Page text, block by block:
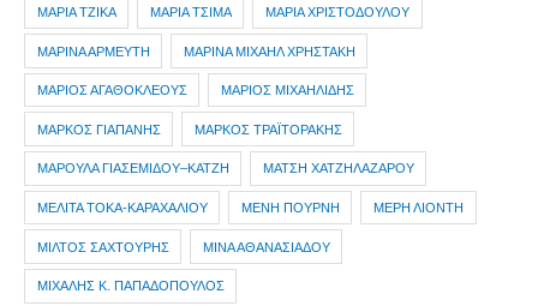
ΜΑΡΙΑ ΤΖΙΚΑ ΜΑΡΙΑ ΤΣΙΜΑ ΜΑΡΙΑ ΧΡΙΣΤΟΔΟΥΛΟΥ
ΜΑΡΙΝΑ ΑΡΜΕΥΤΗ ΜΑΡΙΝΑ ΜΙΧΑΗΛ ΧΡΗΣΤΑΚΗ
ΜΑΡΙΟΣ ΑΓΑΘΟΚΛΕΟΥΣ ΜΑΡΙΟΣ ΜΙΧΑΗΛΙΔΗΣ
ΜΑΡΚΟΣ ΓΙΑΠΑΝΗΣ ΜΑΡΚΟΣ ΤΡΑΪΤΟΡΑΚΗΣ
ΜΑΡΟΥΛΑ ΓΙΑΣΕΜΙΔΟΥ–ΚΑΤΖΗ ΜΑΤΣΗ ΧΑΤΖΗΛΑΖΑΡΟΥ
ΜΕΛΙΤΑ ΤΟΚΑ-ΚΑΡΑΧΑΛΙΟΥ ΜΕΝΗ ΠΟΥΡΝΗ ΜΕΡΗ ΛΙΟΝΤΗ
ΜΙΛΤΟΣ ΣΑΧΤΟΥΡΗΣ ΜΙΝΑ ΑΘΑΝΑΣΙΑΔΟΥ
ΜΙΧΑΛΗΣ Κ. ΠΑΠΑΔΟΠΟΥΛΟΣ